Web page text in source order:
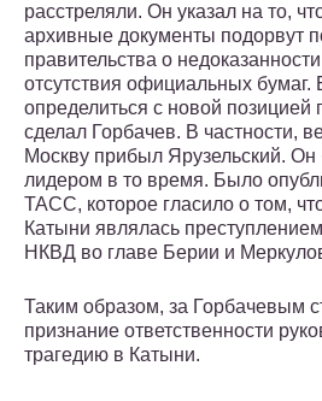
расстреляли. Он указал на то,
архивные документы подорвут
правительства о
отсутствия официальных
определиться с новой позицией
сделал Горбачев. В частности,
Москву прибыл Ярузельский.
лидером в то время. Было
ТАСС, которое гласило о том,
Катыни являлась
НКВД во главе Берии и
Таким образом, за Горбачевым
признание ответственности
трагедию в Катыни.